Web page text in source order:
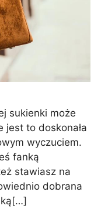
sukienki może
jest to doskonała
wyczuciem.
fanką
stawiasz na
dobrana